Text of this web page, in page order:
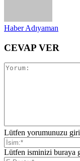
Haber Adıyaman
CEVAP VER
Lütfen yorumunuzu
Lütfen isminizi buraya